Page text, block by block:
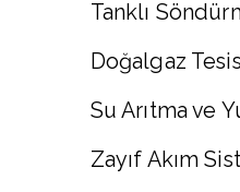
Tanklı
Doğalgaz
Su Arıtma ve
Zayıf Akım